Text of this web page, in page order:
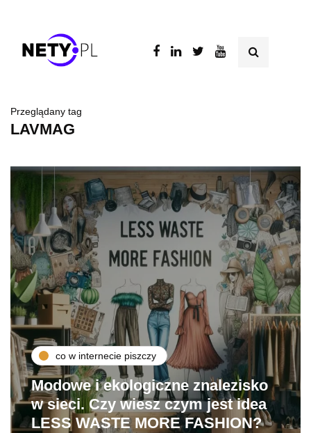
Przeglądany tag
LAVMAG
co w internecie piszczy
Modowe i ekologiczne znalezisko
w sieci. Czy wiesz czym jest idea
LESS WASTE MORE FASHION?